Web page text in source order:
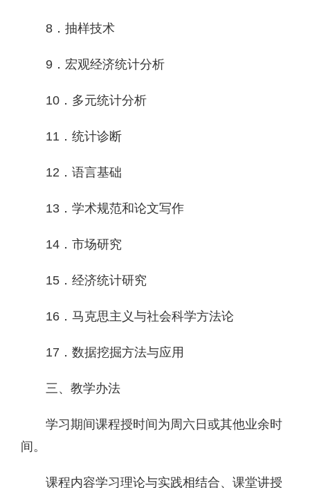
8．抽样技术
9．宏观经济统计分析
10．多元统计分析
11．统计诊断
12．语言基础
13．学术规范和论文写作
14．市场研究
15．经济统计研究
16．马克思主义与社会科学方法论
17．数据挖掘方法与应用
三、教学办法
学习期间课程授时间为周六日或其他业余时
间。
课程内容学习理论与实践相结合、课堂讲授